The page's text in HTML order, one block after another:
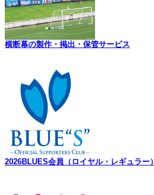
横断幕の製作・掲出・保管サービス
2026BLUES会員（ロイヤル・レギュラー）